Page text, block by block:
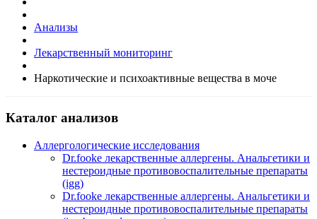
Анализы
Лекарственный мониторинг
Наркотические и психоактивные вещества в моче
Каталог анализов
Аллергологические исследования
Dr.fooke лекарственные аллергены. Анальгетики и
нестероидные противовоспалительные препараты
(igg)
Dr.fooke лекарственные аллергены. Анальгетики и
нестероидные противовоспалительные препараты